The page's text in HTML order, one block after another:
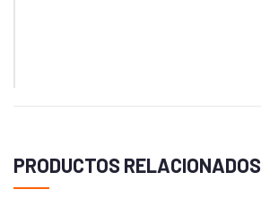
PRODUCTOS RELACIONADOS